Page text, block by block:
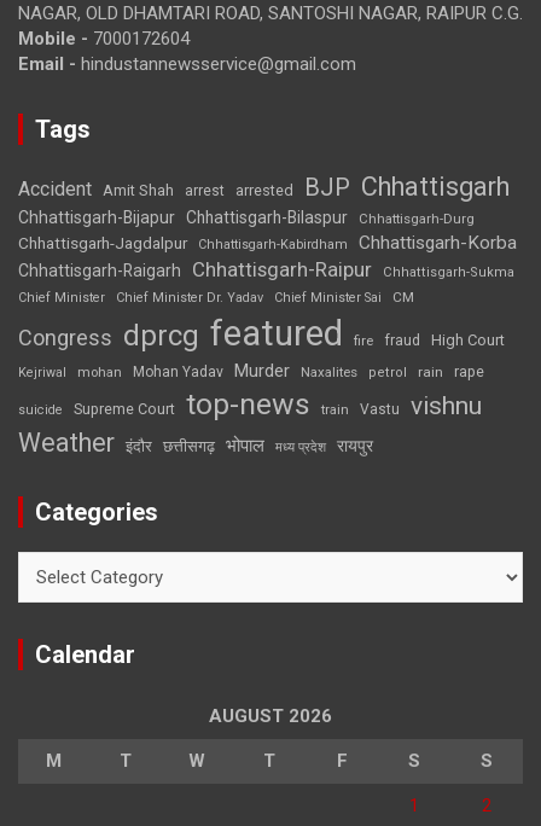
NAGAR, OLD DHAMTARI ROAD, SANTOSHI NAGAR, RAIPUR C.G.
Mobile - 7000172604
Email - hindustannewsservice@gmail.com
Tags
Accident Amit Shah arrest arrested BJP Chhattisgarh
Chhattisgarh-Bijapur Chhattisgarh-Bilaspur Chhattisgarh-Durg
Chhattisgarh-Jagdalpur Chhattisgarh-Kabirdham Chhattisgarh-Korba
Chhattisgarh-Raigarh Chhattisgarh-Raipur
Chhattisgarh-Sukma
Chief Minister
Chief Minister Dr. Yadav Chief Minister Sai CM
Congress dprcg featured fire fraud High Court
Kejriwal mohan Mohan Yadav Murder Naxalites petrol rain rape
suicide Supreme Court top-news train Vastu vishnu
Weather इंदौर छत्तीसगढ़ भोपाल मध्य प्रदेश रायपुर
Categories
Calendar
AUGUST 2026
M T W T F S S
1 2